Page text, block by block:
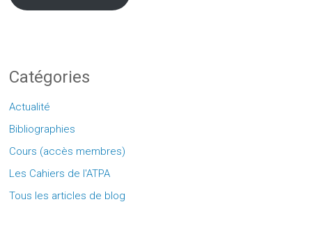
Catégories
Actualité
Bibliographies
Cours (accès membres)
Les Cahiers de l'ATPA
Tous les articles de blog